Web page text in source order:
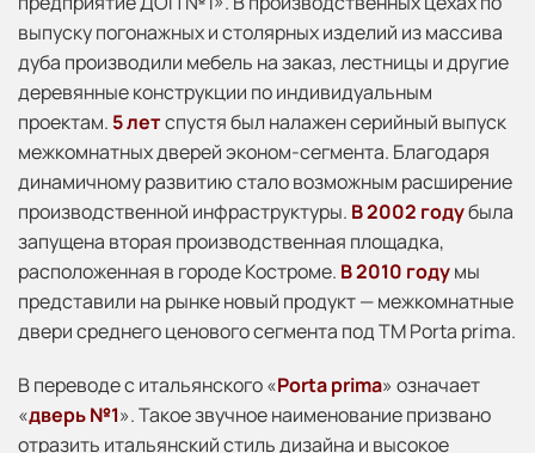
выпуску погонажных и столярных изделий из массива
дуба производили мебель на заказ, лестницы и другие
деревянные конструкции по индивидуальным
проектам. 5 летспустя был налажен серийный выпуск
межкомнатных дверей эконом-сегмента. Благодаря
динамичному развитию стало возможным расширение
производственной инфраструктуры. В 2002 годубыла
запущена вторая производственная площадка,
расположенная в городе Костроме. В 2010 годумы
представили на рынке новый продукт — межкомнатные
двери среднего ценового сегмента под ТМ Porta prima.
В переводе с итальянского «Porta prima» означает
«дверь №1». Такое звучное наименование призвано
отразить итальянский стиль дизайна и высокое